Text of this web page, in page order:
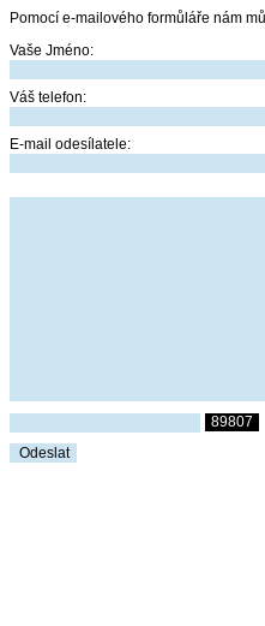
Pomocí e-mailového formůláře nám
Vaše Jméno:
Váš telefon:
E-mail odesílatele:
89807